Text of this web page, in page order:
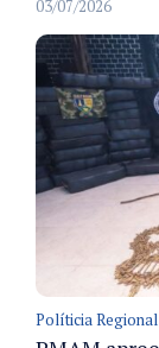
03/07/2026
Políticia Regional